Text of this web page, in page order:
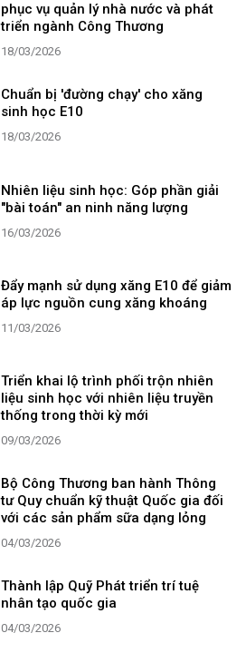
phục vụ quản lý nhà nước và phát
triển ngành Công Thương
18/03/2026
Chuẩn bị 'đường chạy' cho xăng
sinh học E10
18/03/2026
Nhiên liệu sinh học: Góp phần giải
"bài toán" an ninh năng lượng
16/03/2026
Đẩy mạnh sử dụng xăng E10 để giảm
áp lực nguồn cung xăng khoáng
11/03/2026
Triển khai lộ trình phối trộn nhiên
liệu sinh học với nhiên liệu truyền
thống trong thời kỳ mới
09/03/2026
Bộ Công Thương ban hành Thông
tư Quy chuẩn kỹ thuật Quốc gia đối
với các sản phẩm sữa dạng lỏng
04/03/2026
Thành lập Quỹ Phát triển trí tuệ
nhân tạo quốc gia
04/03/2026